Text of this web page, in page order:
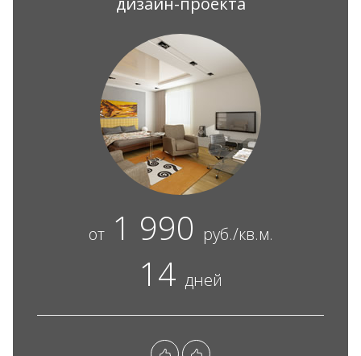
от1 990 руб./кв.м.
14 дней